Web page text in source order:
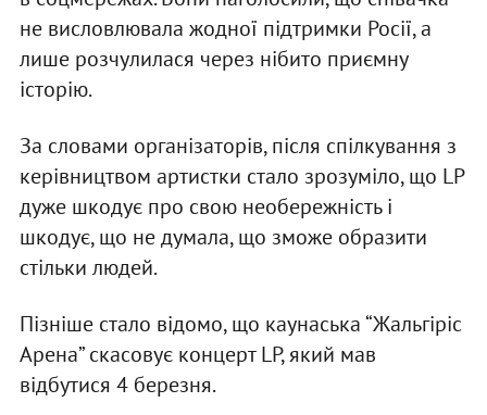
не висловлювала жодної підтримки Росії, а
лише розчулилася через нібито приємну
історію.
За словами організаторів, після спілкування з
керівництвом артистки стало зрозуміло, що LP
дуже шкодує про свою необережність і
шкодує, що не думала, що зможе образити
стільки людей.
Пізніше стало відомо, що каунаська “Жальгіріс
Арена” скасовує концерт LP, який мав
відбутися 4 березня.